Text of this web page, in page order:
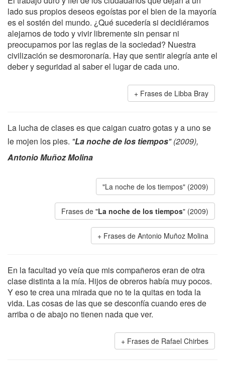
lado sus propios deseos egoístas por el bien de la mayoría
es el sostén del mundo. ¿Qué sucedería si decidiéramos
alejarnos de todo y vivir libremente sin pensar ni
preocuparnos por las reglas de la sociedad? Nuestra
civilización se desmoronaría. Hay que sentir alegría ante el
deber y seguridad al saber el lugar de cada uno.
Frases de Libba Bray
La lucha de clases es que caigan cuatro gotas y a uno se
le mojen los pies. "La noche de los tiempos" (2009),
Antonio Muñoz Molina
"La noche de los tiempos" (2009)
Frases de "La noche de los tiempos" (2009)
Frases de Antonio Muñoz Molina
En la facultad yo veía que mis compañeros eran de otra
clase distinta a la mía. Hijos de obreros había muy pocos.
Y eso te crea una mirada que no te la quitas en toda la
vida. Las cosas de las que se desconfía cuando eres de
arriba o de abajo no tienen nada que ver.
Frases de Rafael Chirbes